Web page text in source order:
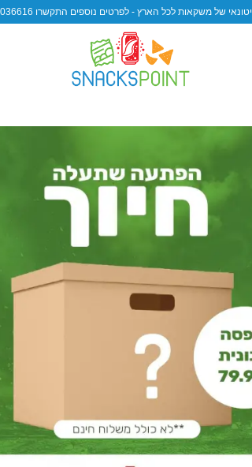
של משקאות לכל הארץ - לפרטים נוספים התקשרו 052-5036616